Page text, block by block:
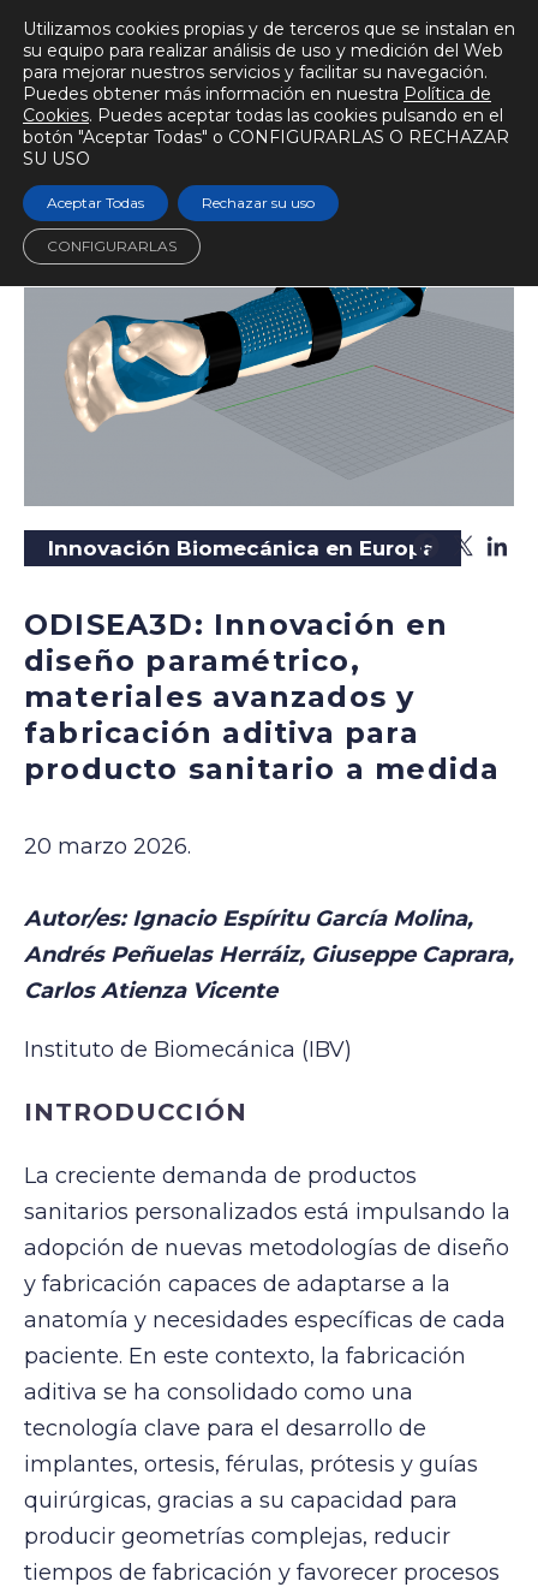
BIOMECÁNICAMENTE
Tiempo de lectura 5 min.
Escuchar audio
Innovación Biomecánica en Europa
ODISEA3D: Innovación en
diseño paramétrico,
materiales avanzados y
fabricación aditiva para
producto sanitario a medida
20 marzo 2026.
Autor/es: Ignacio Espíritu García Molina,
Andrés Peñuelas Herráiz, Giuseppe Caprara,
Carlos Atienza Vicente
Instituto de Biomecánica (IBV)
INTRODUCCIÓN
La creciente demanda de productos
sanitarios personalizados está impulsando la
adopción de nuevas metodologías de diseño
y fabricación capaces de adaptarse a la
anatomía y necesidades específicas de cada
paciente. En este contexto, la fabricación
aditiva se ha consolidado como una
tecnología clave para el desarrollo de
implantes, ortesis, férulas, prótesis y guías
quirúrgicas, gracias a su capacidad para
producir geometrías complejas, reducir
tiempos de fabricación y favorecer procesos
Utilizamos cookies propias y de terceros que se instalan en
su equipo para realizar análisis de uso y medición del Web
para mejorar nuestros servicios y facilitar su navegación.
Puedes obtener más información en nuestra Política de
Cookies. Puedes aceptar todas las cookies pulsando en el
botón "Aceptar Todas" o CONFIGURARLAS O RECHAZAR
SU USO
Aceptar Todas Rechazar su uso
CONFIGURARLAS